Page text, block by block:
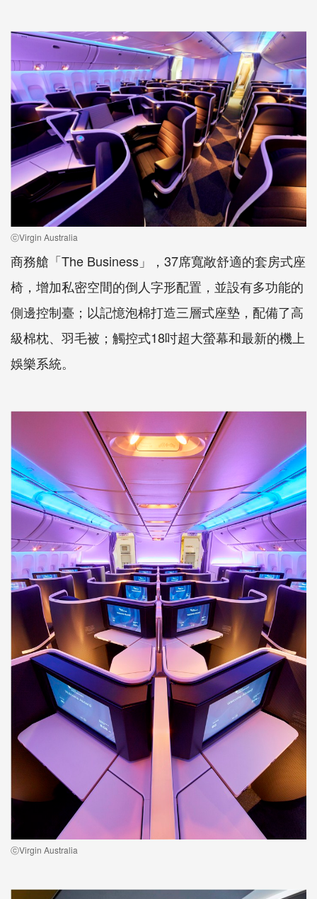
ⓒVirgin Australia
商務艙「The Business」，37席寬敞舒適的套房式座
椅，增加私密空間的倒人字形配置，並設有多功能的
側邊控制臺；以記憶泡棉打造三層式座墊，配備了高
級棉枕、羽毛被；觸控式18吋超大螢幕和最新的機上
娛樂系統。
ⓒVirgin Australia